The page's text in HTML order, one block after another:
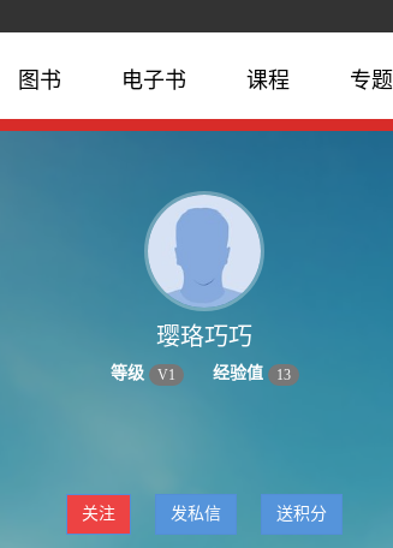
图书 电子书 课程 专题
璎珞巧巧
等级 V1 经验值 13
关注 发私信 送积分